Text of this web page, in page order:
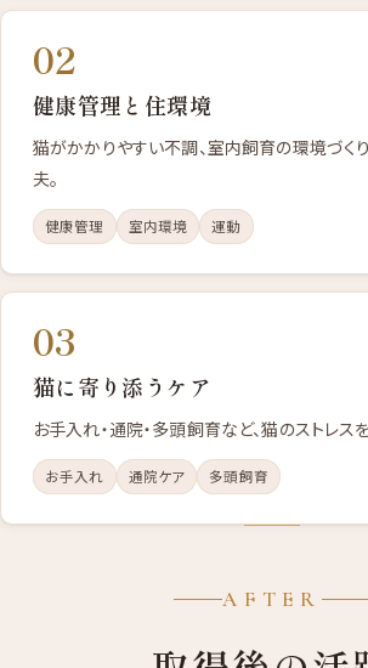
02
健康管理と住環境
猫がかかりやすい不調、室内飼育の環境づく
夫。
健康管理 室内環境 運動
03
猫に寄り添うケア
お手入れ・通院・多頭飼育など、猫のストレス
お手入れ 通院ケア 多頭飼育
AFTER